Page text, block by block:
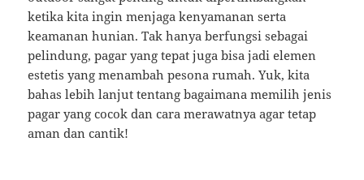
ketika kita ingin menjaga kenyamanan serta
keamanan hunian. Tak hanya berfungsi sebagai
pelindung, pagar yang tepat juga bisa jadi elemen
estetis yang menambah pesona rumah. Yuk, kita
bahas lebih lanjut tentang bagaimana memilih jenis
pagar yang cocok dan cara merawatnya agar tetap
aman dan cantik!